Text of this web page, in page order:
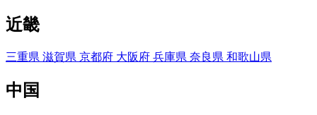
近畿
三重県 滋賀県 京都府 大阪府 兵庫県 奈良県 和歌山県
中国